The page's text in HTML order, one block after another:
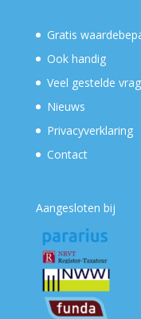
Gratis
Ook handig
Veel gestelde
Nieuws
Privacyverklaring
Contact
Aangesloten bij